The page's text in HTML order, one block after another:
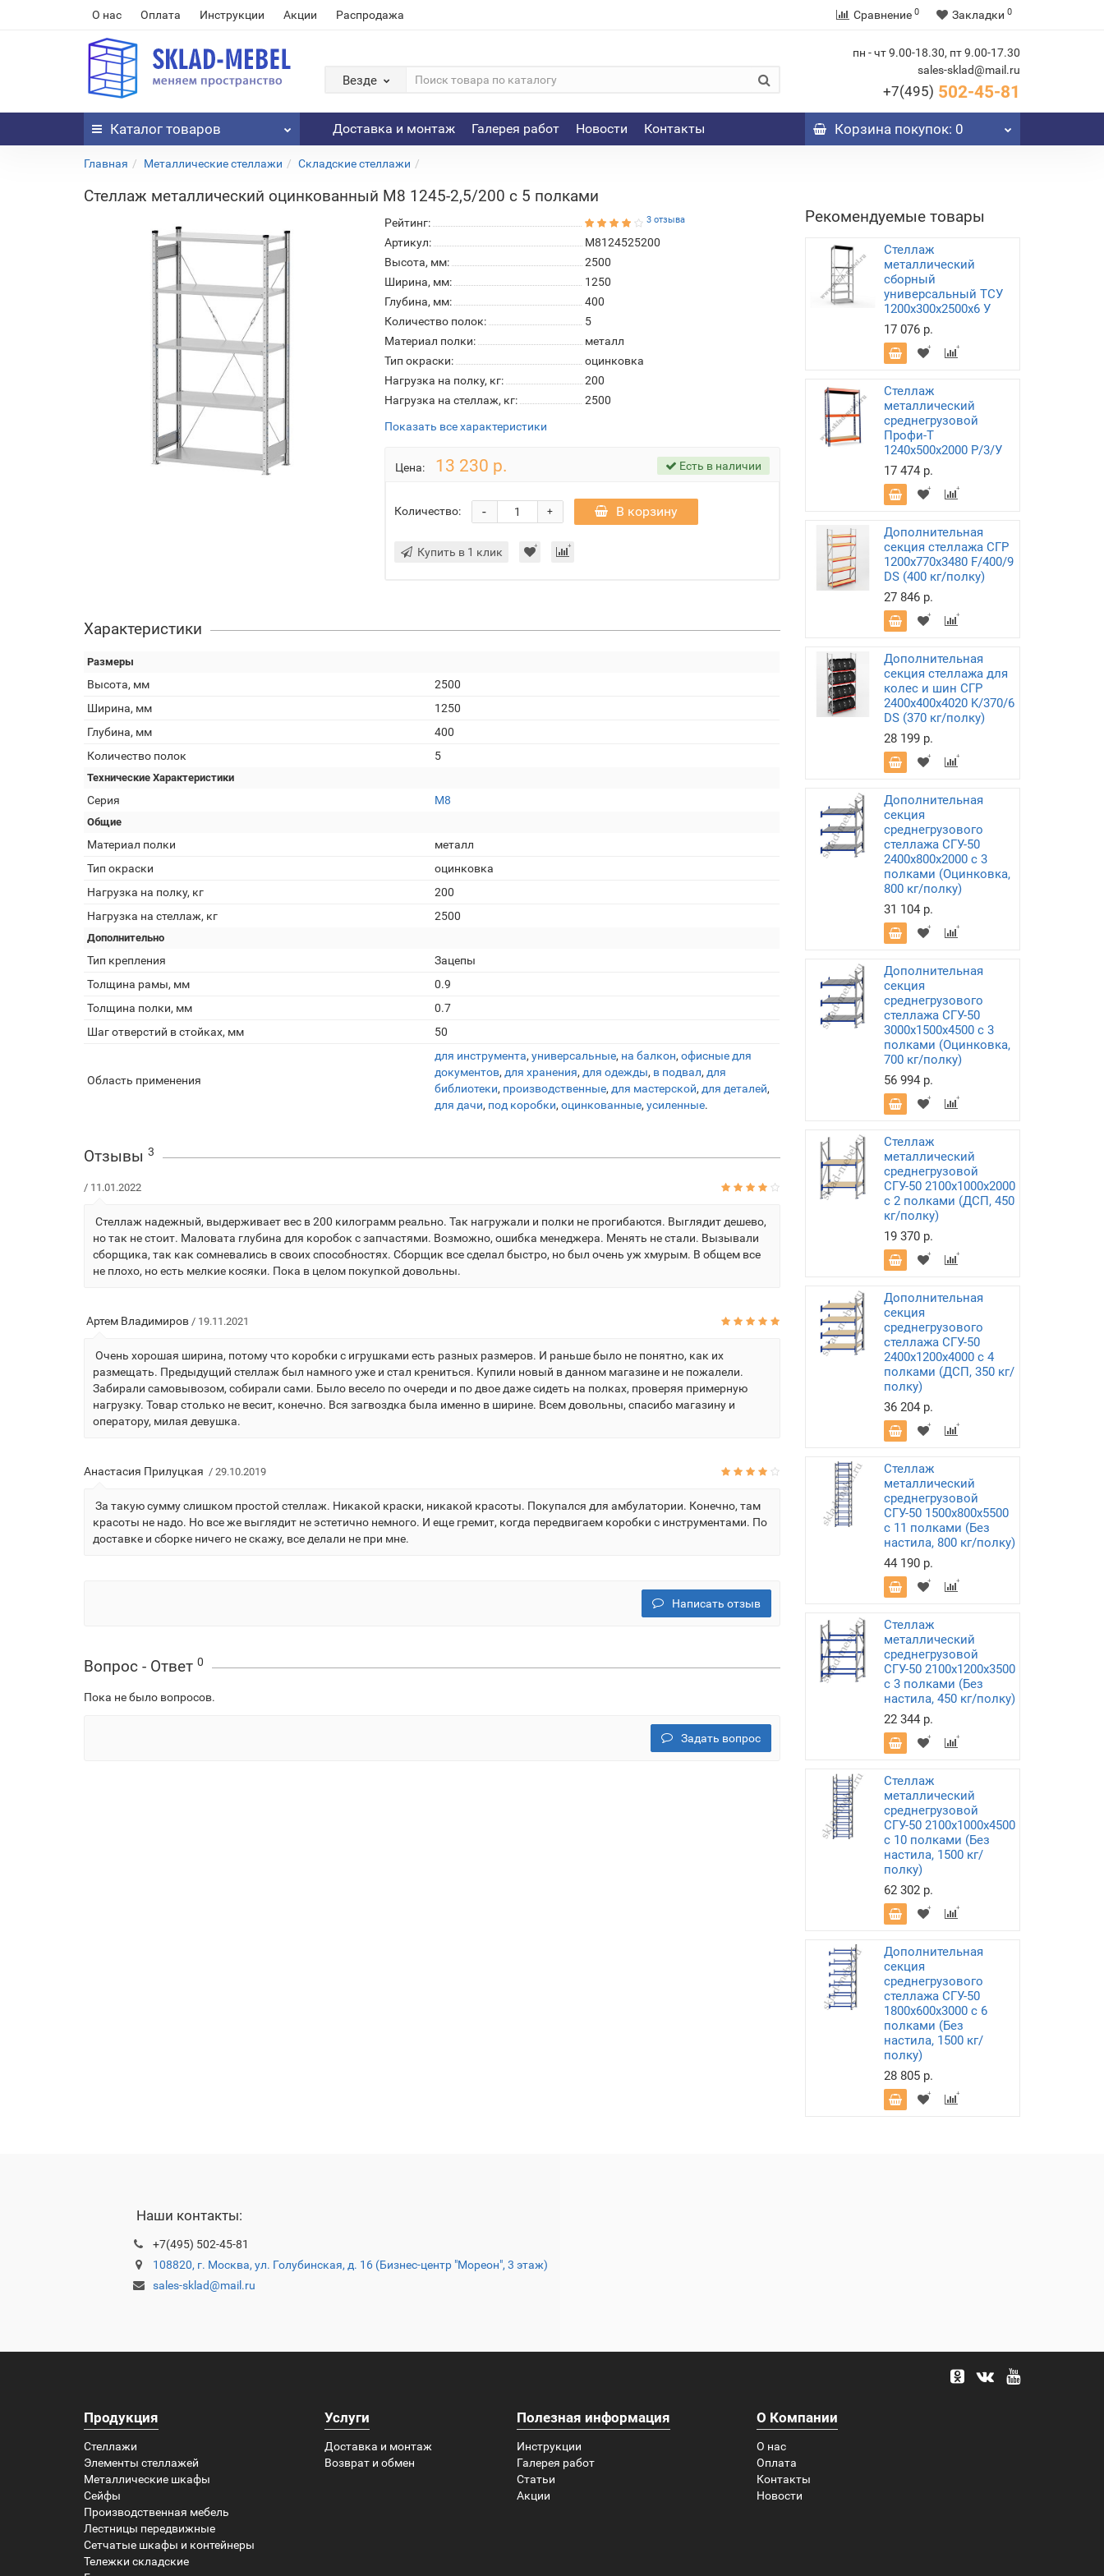
О нас Оплата Инструкции Акции Распродажа Сравнение 0 Закладки 0
Везде
пн - чт 9.00-18.30, пт 9.00-17.30
sales-sklad@mail.ru
+7(495) 502-45-81
Каталог товаров Доставка и монтаж Галерея работ Новости Контакты Корзинапокупок: 0
Главная Металлические стеллажи Складские стеллажи
Стеллаж металлический оцинкованный М8 1245-2,5/200 c 5 полками
Рейтинг: 3 отзыва
Артикул:
М8124525200
Высота, мм:
2500
Ширина, мм:
1250
Глубина, мм:
400
Количество полок:
5
Материал полки:
металл
Тип окраски:
оцинковка
Нагрузка на полку, кг:
200
Нагрузка на стеллаж, кг:
2500
Показать все характеристики
Цена: 13 230 р. Есть в наличии
Количество: +
- В корзину
Купить в 1 клик
Характеристики
Размеры
Высота, мм
2500
Ширина, мм
1250
Глубина, мм
400
Количество полок
5
Технические Характеристики
Серия М8
Общие
Материал полки
металл
Тип окраски
оцинковка
Нагрузка на полку, кг
200
Нагрузка на стеллаж, кг
2500
Дополнительно
Тип крепления
Зацепы
Толщина рамы, мм
0.9
Толщина полки, мм
0.7
Шаг отверстий в стойках, мм
50
Область применения
для инструмента, универсальные, на балкон, офисные для
документов, для хранения, для одежды, в подвал, для
библиотеки, производственные, для мастерской, для деталей,
для дачи, под коробки, оцинкованные, усиленные.
Отзывы 3
/ 11.01.2022
Стеллаж надежный, выдерживает вес в 200 килограмм реально. Так нагружали и полки не прогибаются. Выглядит дешево,
но так не стоит. Маловата глубина для коробок с запчастями. Возможно, ошибка менеджера. Менять не стали. Вызывали
сборщика, так как сомневались в своих способностях. Сборщик все сделал быстро, но был очень уж хмурым. В общем все
не плохо, но есть мелкие косяки. Пока в целом покупкой довольны.
Артем Владимиров / 19.11.2021
Очень хорошая ширина, потому что коробки с игрушками есть разных размеров. И раньше было не понятно, как их
размещать. Предыдущий стеллаж был намного уже и стал крениться. Купили новый в данном магазине и не пожалели.
Забирали самовывозом, собирали сами. Было весело по очереди и по двое даже сидеть на полках, проверяя примерную
нагрузку. Товар столько не весит, конечно. Вся загвоздка была именно в ширине. Всем довольны, спасибо магазину и
оператору, милая девушка.
Анастасия Прилуцкая / 29.10.2019
За такую сумму слишком простой стеллаж. Никакой краски, никакой красоты. Покупался для амбулатории. Конечно, там
красоты не надо. Но все же выглядит не эстетично немного. И еще гремит, когда передвигаем коробки с инструментами. По
доставке и сборке ничего не скажу, все делали не при мне.
Написать отзыв
Вопрос - Ответ 0
Пока не было вопросов.
Задать вопрос
Рекомендуемые товары
Стеллаж
металлический
сборный
универсальный ТСУ
1200х300х2500х6 У
17 076 р.
Стеллаж
металлический
среднегрузовой
Профи-Т
1240х500х2000 P/3/У
17 474 р.
Дополнительная
секция стеллажа СГР
1200х770х3480 F/400/9
DS (400 кг/полку)
27 846 р.
Дополнительная
секция стеллажа для
колес и шин СГР
2400х400х4020 K/370/6
DS (370 кг/полку)
28 199 р.
Дополнительная
секция
среднегрузового
стеллажа СГУ-50
2400х800х2000 с 3
полками (Оцинковка,
800 кг/полку)
31 104 р.
Дополнительная
секция
среднегрузового
стеллажа СГУ-50
3000х1500х4500 с 3
полками (Оцинковка,
700 кг/полку)
56 994 р.
Стеллаж
металлический
среднегрузовой
СГУ-50 2100х1000х2000
с 2 полками (ДСП, 450
кг/полку)
19 370 р.
Дополнительная
секция
среднегрузового
стеллажа СГУ-50
2400х1200х4000 с 4
полками (ДСП, 350 кг/
полку)
36 204 р.
Стеллаж
металлический
среднегрузовой
СГУ-50 1500х800х5500
с 11 полками (Без
настила, 800 кг/полку)
44 190 р.
Стеллаж
металлический
среднегрузовой
СГУ-50 2100х1200х3500
с 3 полками (Без
настила, 450 кг/полку)
22 344 р.
Стеллаж
металлический
среднегрузовой
СГУ-50 2100х1000х4500
с 10 полками (Без
настила, 1500 кг/
полку)
62 302 р.
Дополнительная
секция
среднегрузового
стеллажа СГУ-50
1800х600х3000 с 6
полками (Без
настила, 1500 кг/
полку)
28 805 р.
Наши контакты:
+7(495) 502-45-81
108820, г. Москва, ул. Голубинская, д. 16 (Бизнес-центр "Мореон", 3 этаж)
sales-sklad@mail.ru
Продукция
Стеллажи
Элементы стеллажей
Металлические шкафы
Сейфы
Производственная мебель
Лестницы передвижные
Сетчатые шкафы и контейнеры
Тележки складские
Услуги
Доставка и монтаж
Возврат и обмен
Полезная информация
Инструкции
Галерея работ
Статьи
Акции
О Компании
О нас
Оплата
Контакты
Новости